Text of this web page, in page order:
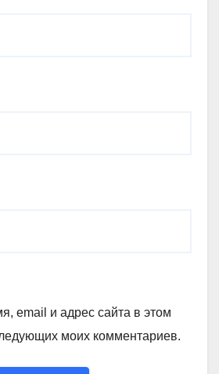
email и адрес сайта в этом
моих комментариев.